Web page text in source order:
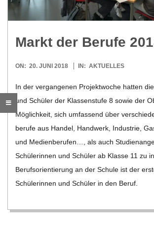
E
-
G
O
L
D
S
C
Markt der Berufe
2018-
20
ON: 20. JUNI 2018 IN: AKTUELLES
In der ver­gan­ge­nen Pro­jekt­wo­che hat­ten
und Schü­ler der Klas­sen­stufe 8 sowie der
Mög­lich­keit, sich umfas­send über
be­rufe aus Han­del, Hand­werk, Indus­trie,
und Medi­en­be­ru­fen…, als auch
Schü­le­rin­nen und Schü­ler ab Klasse 11 zu
Berufs­ori­en­tie­rung an der Schule ist der
Schü­le­rin­nen und Schü­ler in den Beruf.